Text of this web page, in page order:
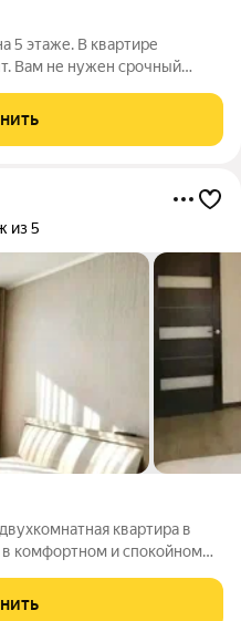
5 этаже. В квартире
Вам не нужен срочный
позволит каждому члену
из 5
квартира в
комфортном и спокойном
рядом супермаркеты,